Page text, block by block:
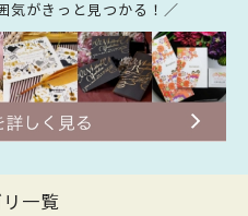
気がきっと見つかる！／
一覧